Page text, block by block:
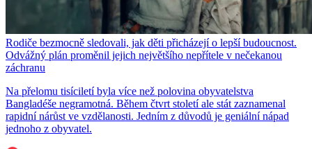
Rodiče bezmocně sledovali, jak děti přicházejí o lepší budoucnost.
Odvážný plán proměnil jejich největšího nepřítele v nečekanou
záchranu
Na přelomu tisíciletí byla více než polovina obyvatelstva
Bangladéše negramotná. Během čtvrt století ale stát zaznamenal
rapidní nárůst ve vzdělanosti. Jedním z důvodů je geniální nápad
jednoho z obyvatel.